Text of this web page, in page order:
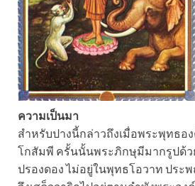
ความเป็นมา
สำหรับปางนี้กล่าวถึงเมื่อพระพุทธอ
โกสัมพี ครั้นนั้นพระภิกษุมีมากรูปด้
ปรองดอง ไม่อยู่ในพุทธโอวาท ประ